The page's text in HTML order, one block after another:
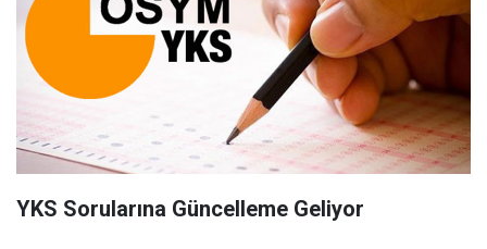
YKS Sorularına Güncelleme Geliyor